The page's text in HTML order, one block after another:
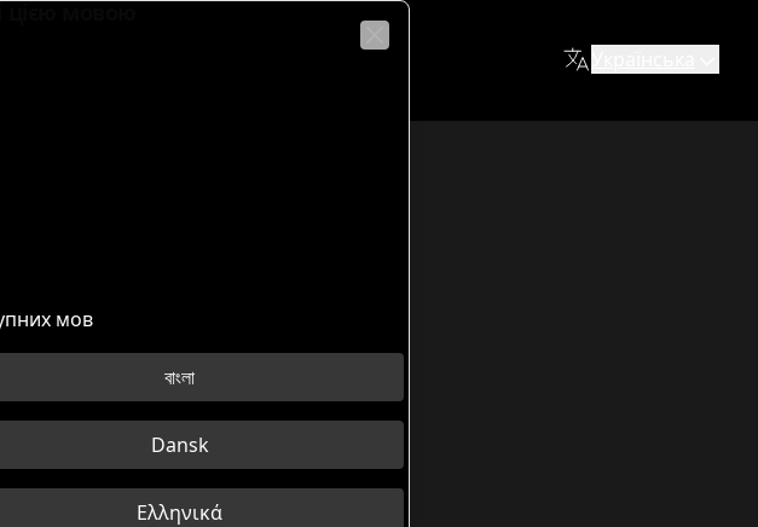
і 80 роками н.е., він міг вмістити до 80 000 глядачів для перегляду
мов
বাংলা
Dansk
Ελληνικά